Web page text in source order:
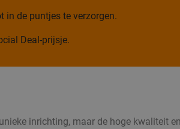
in de puntjes te verzorgen.
Deal-prijsje.
inrichting, maar de hoge kwaliteit